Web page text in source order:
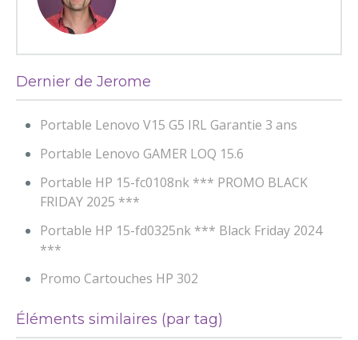
Dernier de Jerome
Portable Lenovo V15 G5 IRL Garantie 3 ans
Portable Lenovo GAMER LOQ 15.6
Portable HP 15-fc0108nk *** PROMO BLACK
FRIDAY 2025 ***
Portable HP 15-fd0325nk *** Black Friday 2024
***
Promo Cartouches HP 302
Éléments similaires (par tag)